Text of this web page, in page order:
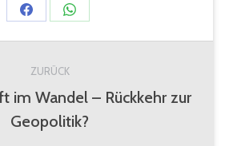
Share
on
Facebook
Share
on
WhatsApp
ZURÜCK
Vorheriger
Beitrag:
im Wandel – Rückkehr zur
Geopolitik?